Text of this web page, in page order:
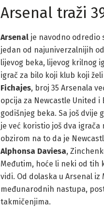
Arsenal traži
Arsenal je navodno odredio
jedan od najuniverzalnijih
lijevog beka, lijevog krilnog
igrač za bilo koji klub koji
Fichajes, broj 35 Arsenala
opcija za Newcastle United
godišnjeg beka. Sa još dvije
je već koristio još dva igrača
obzirom na to da je
Alphonsa Daviesa,
Međutim, hoće li neki od tih
vidi. Od dolaska u Arsenal
međunarodnih nastupa,
takmičenjima.